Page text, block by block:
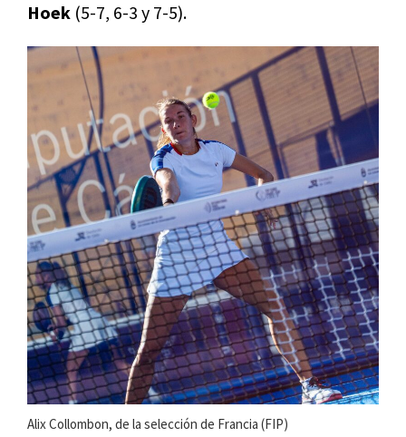
Hoek (5-7, 6-3 y 7-5).
Alix Collombon, de la selección de Francia (FIP)